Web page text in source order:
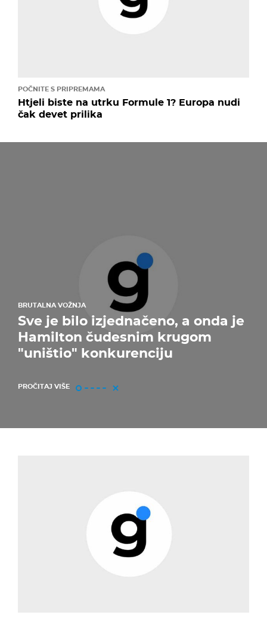
POČNITE S PRIPREMAMA
Htjeli biste na utrku Formule 1? Europa nudi
čak devet prilika
BRUTALNA VOŽNJA
Sve je bilo izjednačeno, a onda je
Hamilton čudesnim krugom
"uništio" konkurenciju
PROČITAJ VIŠE